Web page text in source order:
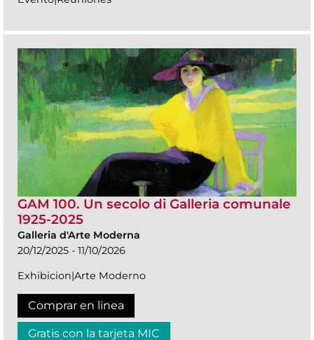
GAM 100. Un secolo di Galleria comunale
1925-2025
Galleria d'Arte Moderna
20/12/2025 - 11/10/2026
Exhibicion|Arte Moderno
Comprar en linea
Gratis con la tarjeta MIC